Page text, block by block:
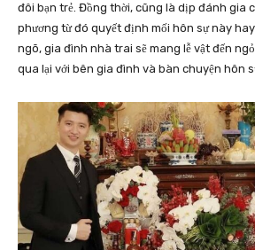
đôi bạn trẻ. Đồng thời, cũng là dịp đánh gia
phương từ đó quyết định mối hôn sự này
ngõ, gia đình nhà trai sẽ mang lễ vật đến
qua lại với bên gia đình và bàn chuyện hôn